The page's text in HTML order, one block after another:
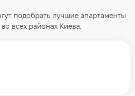
подобрать лучшие апартаменты
всех районах Киева.